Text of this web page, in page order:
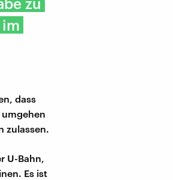
dass
zulassen.
U-Bahn,
Es ist